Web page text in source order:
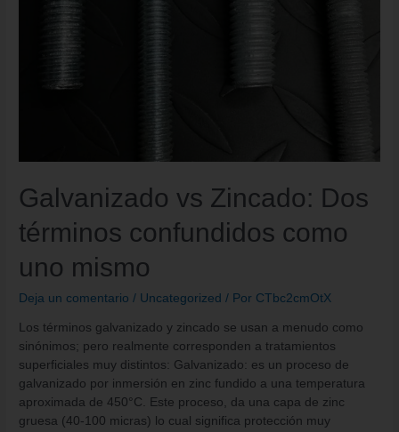
Galvanizado vs Zincado: Dos
términos confundidos como
uno mismo
Deja un comentario / Uncategorized / Por CTbc2cmOtX
Los términos galvanizado y zincado se usan a menudo como
sinónimos; pero realmente corresponden a tratamientos
superficiales muy distintos: Galvanizado: es un proceso de
galvanizado por inmersión en zinc fundido a una temperatura
aproximada de 450°C. Este proceso, da una capa de zinc
gruesa (40-100 micras) lo cual significa protección muy